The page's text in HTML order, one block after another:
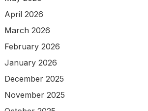
April 2026
March 2026
February 2026
January 2026
December 2025
November 2025